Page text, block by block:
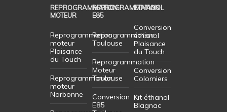
REPROGRAMMATION
MOTEUR
Reprogrammation
moteur
Plaisance
du Touch
Reprogrammation
moteur
Narbonne
REPROGRAMMATION
E85
Reprogrammation
Toulouse
Reprogrammation
Moteur
Toulouse
Conversion
E85
ETHANOL
Conversion
éthanol
Plaisance
du Touch
Conversion
Colomiers
Kit éthanol
Blagnac